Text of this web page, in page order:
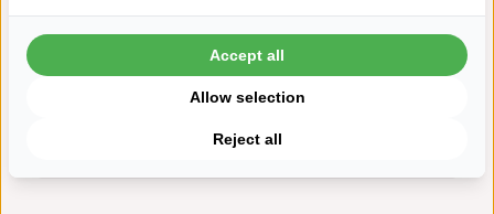
Certificação ISO
ISO 27001 E SOC2Reject all
Allow selection
Accept all